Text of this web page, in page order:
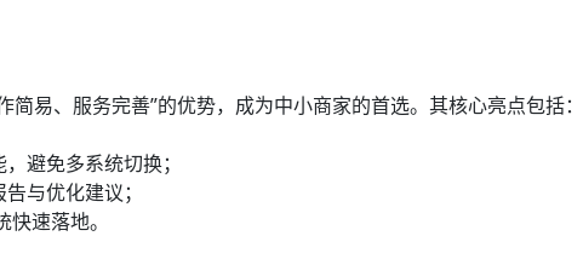
简易、服务完善”的优势，成为中小商家的首选。其核心亮点包括：
避免多系统切换；
与优化建议；
速落地。